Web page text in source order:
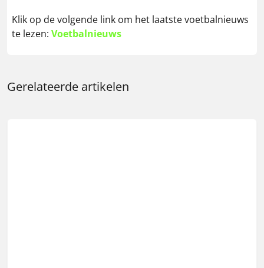
Klik op de volgende link om het laatste voetbalnieuws
te lezen: Voetbalnieuws
Gerelateerde artikelen